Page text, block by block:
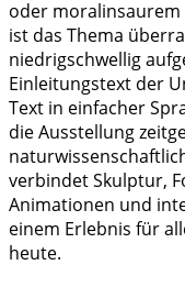
oder moralinsaurem
ist das Thema
niedrigschwellig
Einleitungstext der
Text in einfacher
die Ausstellung
verbindet Skulptur,
Animationen und
einem Erlebnis für
heute.